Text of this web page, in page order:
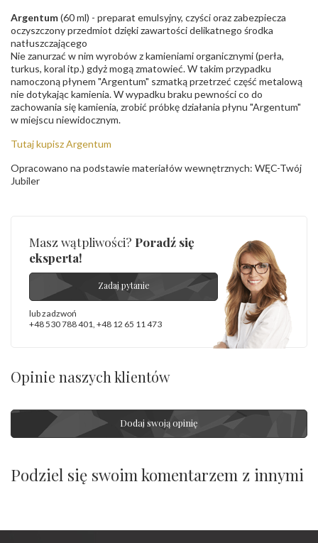
Argentum(60 ml) - preparat emulsyjny, czyści oraz zabezpiecza
oczyszczony przedmiot dzięki zawartości delikatnego środka
natłuszczającego
Nie zanurzać w nim wyrobów z kamieniami organicznymi (perła,
turkus, koral itp.) gdyż mogą zmatowieć. W takim przypadku
namoczoną płynem "Argentum" szmatką przetrzeć część metalową
nie dotykając kamienia. W wypadku braku pewności co do
zachowania się kamienia, zrobić próbkę działania płynu "Argentum"
w miejscu niewidocznym.
Tutaj kupisz Argentum
Opracowano na podstawie materiałów wewnętrznych: WĘC-Twój
Jubiler
Masz wątpliwości? Poradź się
eksperta!
Zadaj pytanie
lub zadzwoń
+48 530 788 401 +48 12 65 11 473
Opinie naszych klientów
Dodaj swoją opinię
Podziel się swoim komentarzem z innymi